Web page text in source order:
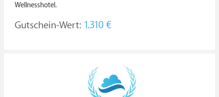
Wellnesshotel.
Gutschein-Wert: 1.310 €